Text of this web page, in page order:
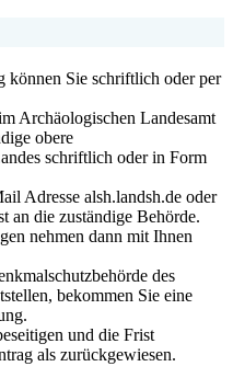
können Sie schriftlich oder per
Archäologischen Landesamt
obere
schriftlich oder in Form
Adresse alsh.landsh.de oder
an die zuständige Behörde.
nehmen dann mit Ihnen
des
bekommen Sie eine
und die Frist
als zurückgewiesen.